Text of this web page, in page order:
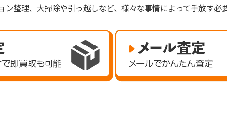
ン整理、大掃除や引っ越しなど、様々な事情によって手放す必